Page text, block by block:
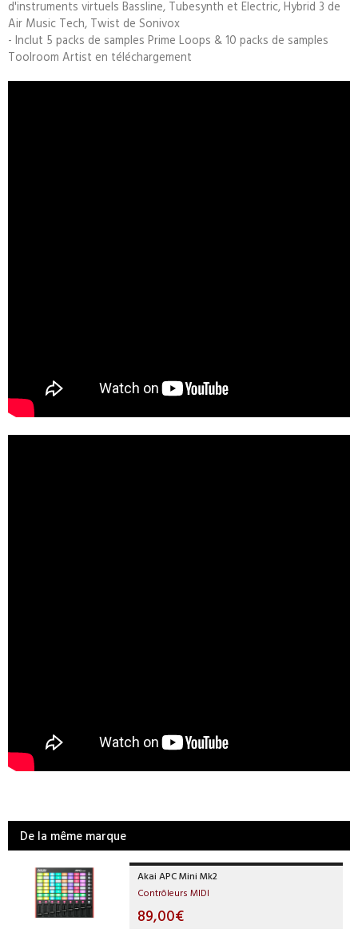
d'instruments virtuels Bassline, Tubesynth et Electric, Hybrid 3 de
Air Music Tech, Twist de Sonivox
- Inclut 5 packs de samples Prime Loops & 10 packs de samples
Toolroom Artist en téléchargement
De la même marque
Akai APC Mini Mk2
Contrôleurs MIDI
89,00€